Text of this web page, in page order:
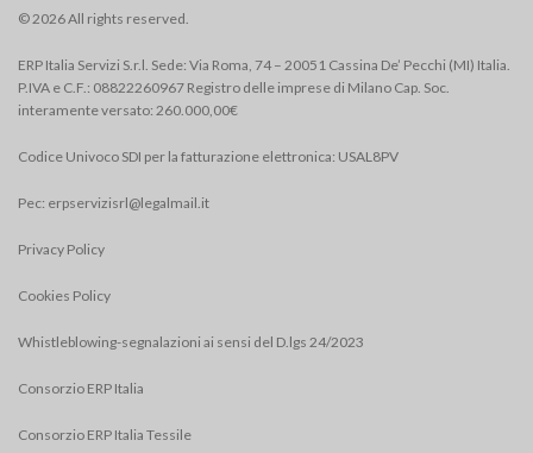
© 2026 All rights reserved.
ERP Italia Servizi S.r.l. Sede: Via Roma, 74 – 20051 Cassina De’ Pecchi (MI) Italia.
P.IVA e C.F.: 08822260967 Registro delle imprese di Milano Cap. Soc.
interamente versato: 260.000,00€
Codice Univoco SDI per la fatturazione elettronica: USAL8PV
Pec: erpservizisrl@legalmail.it
Privacy Policy
Cookies Policy
Whistleblowing-segnalazioni ai sensi del D.lgs 24/2023
Consorzio ERP Italia
Consorzio ERP Italia Tessile